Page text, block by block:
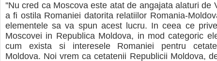
''Nu cred ca Moscova este atat de angajata alaturi de
a fi ostila Romaniei datorita relatiilor Romania-
elementele sa va spun acest lucru. In ceea ce
Moscovei in Republica Moldova, in mod categoric
cum exista si interesele Romaniei pentru
Moldova. Noi vrem ca cetatenii Republicii Moldova,